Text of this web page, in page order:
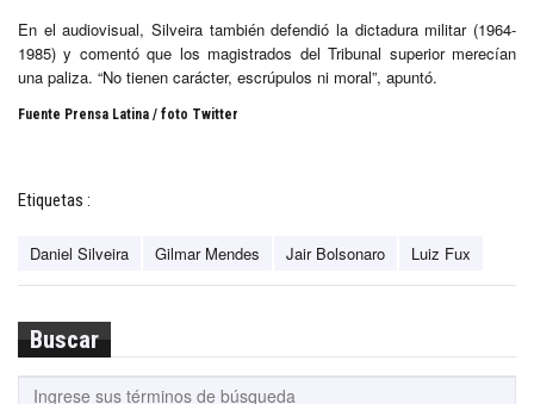
En el audiovisual, Silveira también defendió la dictadura militar (1964-
1985) y comentó que los magistrados del Tribunal superior merecían
una paliza. “No tienen carácter, escrúpulos ni moral”, apuntó.
Fuente Prensa Latina / foto Twitter
Etiquetas :
Daniel Silveira Gilmar Mendes Jair Bolsonaro Luiz Fux
Buscar